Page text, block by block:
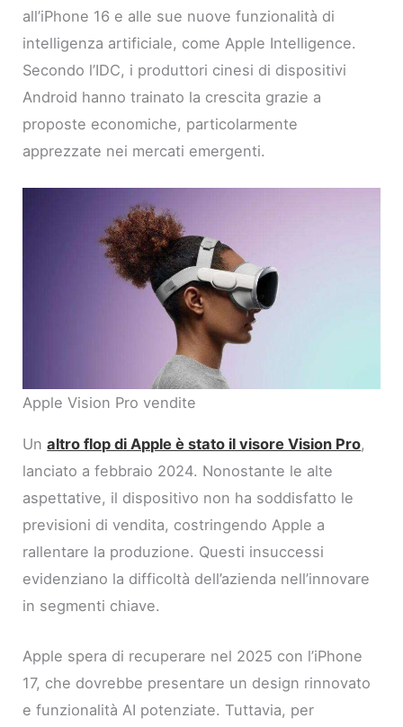
all’iPhone 16 e alle sue nuove funzionalità di
intelligenza artificiale, come Apple Intelligence.
Secondo l’IDC, i produttori cinesi di dispositivi
Android hanno trainato la crescita grazie a
proposte economiche, particolarmente
apprezzate nei mercati emergenti.
Apple Vision Pro vendite
Unaltro flop di Apple è stato il visore Vision Pro,
lanciato a febbraio 2024. Nonostante le alte
aspettative, il dispositivo non ha soddisfatto le
previsioni di vendita, costringendo Apple a
rallentare la produzione. Questi insuccessi
evidenziano la difficoltà dell’azienda nell’innovare
in segmenti chiave.
Apple spera di recuperare nel 2025 con l’iPhone
17, che dovrebbe presentare un design rinnovato
e funzionalità AI potenziate. Tuttavia, per